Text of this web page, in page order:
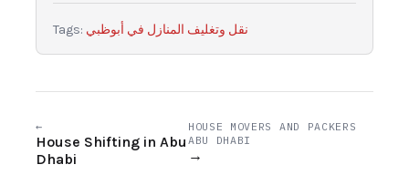
Tags: نقل وتغليف المنازل في أبوظبي
←
House Shifting in Abu
Dhabi
HOUSE MOVERS AND PACKERS
ABU DHABI
→